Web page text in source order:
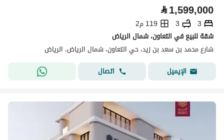
⃁1,599,000
3
3
119 م2
شقة للبيع في التعاون، شمال الرياض
شارع محمد بن سعد بن زيد، حي التعاون، شمال الرياض، الرياض
الإيميل
اتصال